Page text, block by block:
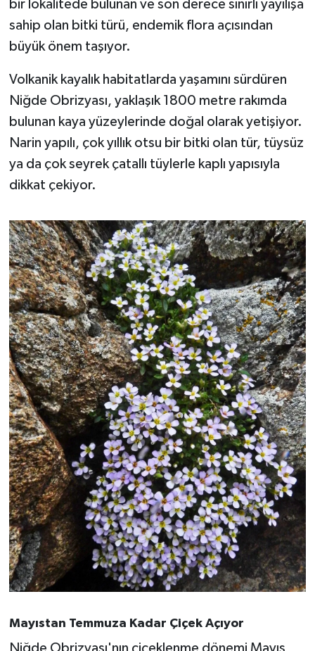
bir lokalitede bulunan ve son derece sınırlı yayılışa
sahip olan bitki türü, endemik flora açısından
büyük önem taşıyor.
Volkanik kayalık habitatlarda yaşamını sürdüren
Niğde Obrizyası, yaklaşık 1800 metre rakımda
bulunan kaya yüzeylerinde doğal olarak yetişiyor.
Narin yapılı, çok yıllık otsu bir bitki olan tür, tüysüz
ya da çok seyrek çatallı tüylerle kaplı yapısıyla
dikkat çekiyor.
Mayıstan Temmuza Kadar Çiçek Açıyor
Niğde Obrizyası'nın çiçeklenme dönemi Mayıs
OTOMOTİV
SAĞLIK
Savaştepe
SEYAHAT
Sındırgı
SPOR
SÜRMANŞET
Susurluk
TARİHTE BUGÜN
TEKNOLOJİ
Trend
TÜRKİYE
VİZYONDAKİLER
YAŞAM